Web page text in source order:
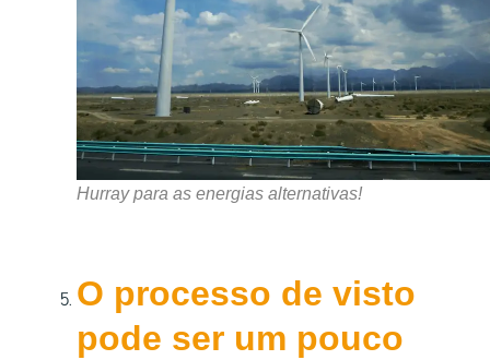
Hurray para as energias alternativas!
O processo de visto
pode ser um pouco